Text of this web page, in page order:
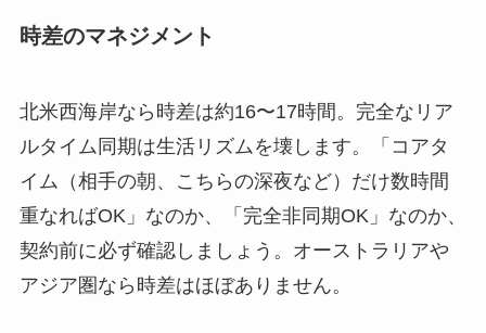
時差のマネジメント
北米西海岸なら時差は約16〜17時間。完全なリア
ルタイム同期は生活リズムを壊します。「コアタ
イム（相手の朝、こちらの深夜など）だけ数時間
重なればOK」なのか、「完全非同期OK」なのか、
契約前に必ず確認しましょう。オーストラリアや
アジア圏なら時差はほぼありません。